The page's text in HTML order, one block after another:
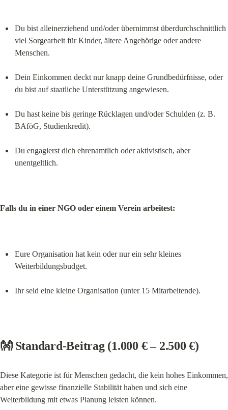
Du bist alleinerziehend und/oder übernimmst überdurchschnittlich
viel Sorgearbeit für Kinder, ältere Angehörige oder andere
Menschen.
Dein Einkommen deckt nur knapp deine Grundbedürfnisse, oder
du bist auf staatliche Unterstützung angewiesen.
Du hast keine bis geringe Rücklagen und/oder Schulden (z. B.
BAföG, Studienkredit).
Du engagierst dich ehrenamtlich oder aktivistisch, aber
unentgeltlich.
Falls du in einer NGO oder einem Verein arbeitest:
Eure Organisation hat kein oder nur ein sehr kleines
Weiterbildungsbudget.
Ihr seid eine kleine Organisation (unter 15 Mitarbeitende).
👐 Standard-Beitrag (1.000 € – 2.500 €)
Diese Kategorie ist für Menschen gedacht, die kein hohes Einkommen,
aber eine gewisse finanzielle Stabilität haben und sich eine
Weiterbildung mit etwas Planung leisten können.